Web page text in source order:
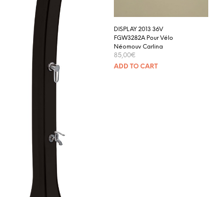
DISPLAY 2013 36V
FGW3282A Pour Vélo
Néomouv Carlina
85,00€
ADD TO CART